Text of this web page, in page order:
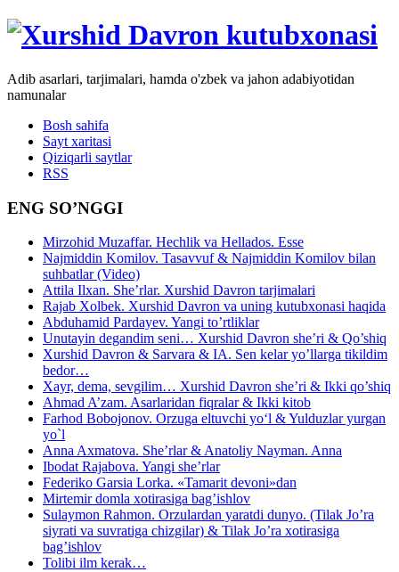
Adib asarlari, tarjimalari, hamda o'zbek va jahon adabiyotidan
namunalar
Bosh sahifa
Sayt xaritasi
Qiziqarli saytlar
RSS
ENG SO’NGGI
Mirzohid Muzaffar. Hechlik va Hellados. Esse
Najmiddin Komilov. Tasavvuf & Najmiddin Komilov bilan
suhbatlar (Video)
Attila Ilxan. She’rlar. Xurshid Davron tarjimalari
Rajab Xolbek. Xurshid Davron va uning kutubxonasi haqida
Abduhamid Pardayev. Yangi to’rtliklar
Unutayin degandim seni… Xurshid Davron she’ri & Qo’shiq
Xurshid Davron & Sarvara & IA. Sen kelar yo’llarga tikildim
bedor…
Xayr, dema, sevgilim… Xurshid Davron she’ri & Ikki qo’shiq
Ahmad A’zam. Asarlaridan fiqralar & Ikki kitob
Farhod Bobojonov. Orzuga eltuvchi yo‘l & Yulduzlar yurgan
yo`l
Anna Axmatova. She’rlar & Anatoliy Nayman. Anna
Ibodat Rajabova. Yangi she’rlar
Federiko Garsia Lorka. «Tamarit devoni»dan
Mirtemir domla xotirasiga bag’ishlov
Sulaymon Rahmon. Orzulardan yaratdi dunyo. (Tilak Jo’ra
siyrati va suvratiga chizgilar) & Tilak Jo’ra xotirasiga
bag’ishlov
Tolibi ilm kerak…